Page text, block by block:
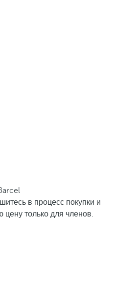
в процесс покупки и
цену только для членов.